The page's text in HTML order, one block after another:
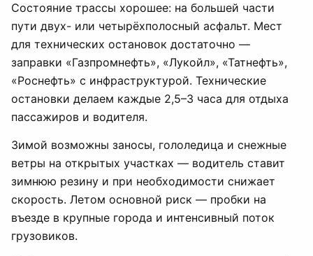
Состояние трассы хорошее: на большей части
пути двух- или четырёхполосный асфальт. Мест
для технических остановок достаточно —
заправки «Газпромнефть», «Лукойл», «Татнефть»,
«Роснефть» с инфраструктурой. Технические
остановки делаем каждые 2,5–3 часа для отдыха
пассажиров и водителя.
Зимой возможны заносы, гололедица и снежные
ветры на открытых участках — водитель ставит
зимнюю резину и при необходимости снижает
скорость. Летом основной риск — пробки на
въезде в крупные города и интенсивный поток
грузовиков.